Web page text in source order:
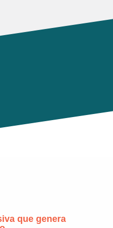
que genera